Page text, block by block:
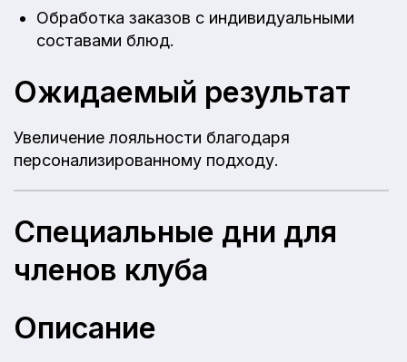
Обработка заказов с индивидуальными
составами блюд.
Ожидаемый результат
Увеличение лояльности благодаря
персонализированному подходу.
Специальные дни для
членов клуба
Описание